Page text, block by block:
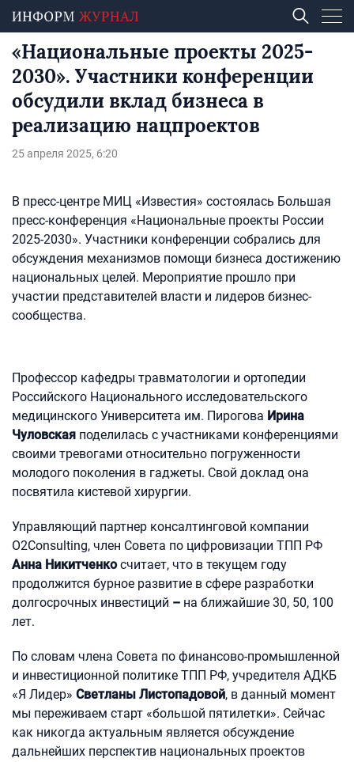
«Национальные проекты 2025-
2030». Участники конференции
обсудили вклад бизнеса в
реализацию нацпроектов
25 апреля 2025, 6:20
В пресс-центре МИЦ «Известия» состоялась Большая
пресс-конференция «Национальные проекты России
2025-2030». Участники конференции собрались для
обсуждения механизмов помощи бизнеса достижению
национальных целей. Мероприятие прошло при
участии представителей власти и лидеров бизнес-
сообщества.
Профессор кафедры травматологии и ортопедии
Российского Национального исследовательского
медицинского Университета им. Пирогова Ирина
Чуловская поделилась с участниками конференциями
своими тревогами относительно погруженности
молодого поколения в гаджеты. Свой доклад она
посвятила кистевой хирургии.
Управляющий партнер консалтинговой компании
O2Consulting, член Совета по цифровизации ТПП РФ
Анна Никитченкосчитает, что в текущем году
продолжится бурное развитие в сфере разработки
долгосрочных инвестиций – на ближайшие 30, 50, 100
лет.
По словам члена Совета по финансово-промышленной
и инвестиционной политике ТПП РФ, учредителя АДКБ
«Я Лидер» Светланы Листопадовой, в данный момент
мы переживаем старт «большой пятилетки». Сейчас
как никогда актуальным является обсуждение
дальнейших перспектив национальных проектов